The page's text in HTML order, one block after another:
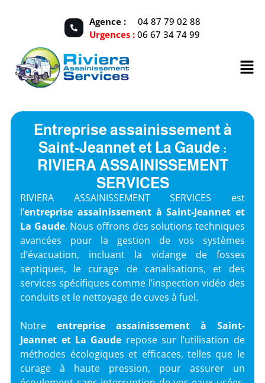
Agence :
04 87 79 02 88
Urgences : 06 67 34 74 99
Entreprise assainissement à
Saint-Jeannet et La Gaude :
RIVIERA ASSAINISSEMENT
SERVICES
RIVIERA ASSAINISSEMENT SERVICES est
l’entreprise assainissement à Saint-Jeannet et
La Gaude. Nous offrons des solutions techniques
avancées pour la gestion de vos systèmes
d’évacuation, incluant la vidange de fosses
septiques, le curage de canalisations, et des
services spécifiques comme l’inspection vidéo des
conduits et le nettoyage de cuves à fuel.
Notreentreprise assainissement à Saint-
Jeannet et La Gaude repose sur l’utilisation de
méthodes écologiques et efficaces, telles que le
curage à haute pression, pour assurer un